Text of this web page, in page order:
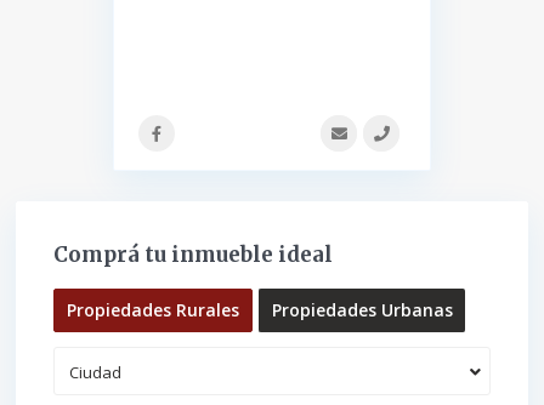
Comprá tu inmueble ideal
Propiedades Rurales Propiedades Urbanas
Ciudad